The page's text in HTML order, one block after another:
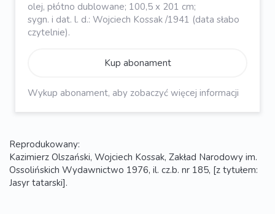
olej, płótno dublowane; 100,5 x 201 cm;
sygn. i dat. l. d.: Wojciech Kossak /1941 (data słabo
czytelnie).
Kup abonament
Wykup abonament, aby zobaczyć więcej informacji
Reprodukowany:
Kazimierz Olszański, Wojciech Kossak, Zakład Narodowy im.
Ossolińskich Wydawnictwo 1976, il. cz.b. nr 185, [z tytułem:
Jasyr tatarski].